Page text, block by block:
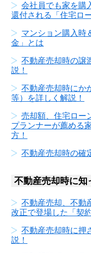
会社員でも家を
還付される「住宅ロ
マンション購入時
金」とは
不動産売却時の譲
説！
不動産売却時にか
等）を詳しく解説！
売却額、住宅ロー
プランナーが薦める
方！
不動産売却時の確
不動産売却時に知
不動産売却、不
改正で登場した「契
不動産売却時に押
説！